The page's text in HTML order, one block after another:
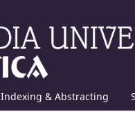
Indexing & Abstracting